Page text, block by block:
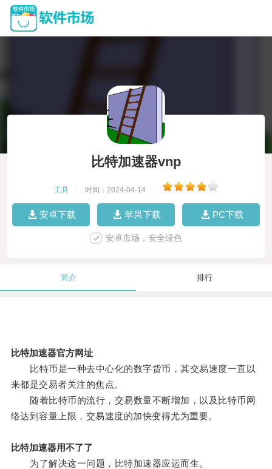
比特加速器vnp
工具 时间：2024-04-14
安卓下载 苹果下载 PC下载
安卓市场，安全绿色
简介 排行
比特加速器官方网址
比特币是一种去中心化的数字货币，其交易速度一直以
来都是交易者关注的焦点。
随着比特币的流行，交易数量不断增加，以及比特币网
络达到容量上限，交易速度的加快变得尤为重要。
比特加速器用不了了
为了解决这一问题，比特加速器应运而生。